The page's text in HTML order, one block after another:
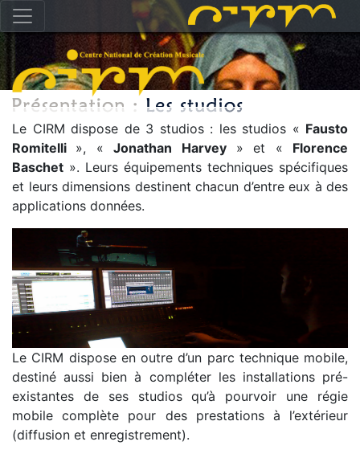
Le CIRM dispose de 3 studios : les studios « Fausto
Romitelli », «Jonathan Harvey» et « Florence
Baschet ». Leurs équipements techniques spécifiques
et leurs dimensions destinent chacun d’entre eux à des
applications données.
Le CIRM dispose en outre d’un parc technique mobile,
destiné aussi bien à compléter les installations pré-
existantes de ses studios qu’à pourvoir une régie
mobile complète pour des prestations à l’extérieur
(diffusion et enregistrement).